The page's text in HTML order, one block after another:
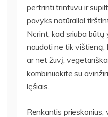
pertrinti trintuvu ir
pavyks natūraliai
Norint, kad sriuba būtų
naudoti ne tik vištieną,
ar net žuvį;
kombinuokite su
lęšiais.
Renkantis